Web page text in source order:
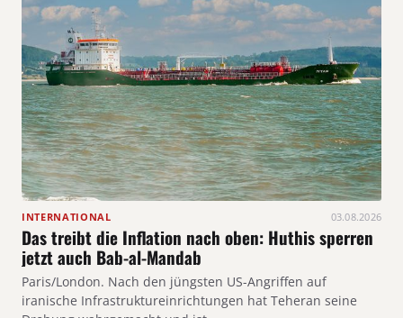
INTERNATIONAL 03.08.2026
Das treibt die Inflation nach oben: Huthis sperren
jetzt auch Bab-al-Mandab
Paris/London. Nach den jüngsten US-Angriffen auf
iranische Infrastruktureinrichtungen hat Teheran seine